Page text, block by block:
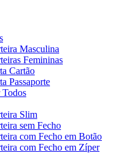
Masculina
Femininas
Cartão
Passaporte
Todos
Slim
sem Fecho
com Fecho em Botão
com Fecho em Zíper